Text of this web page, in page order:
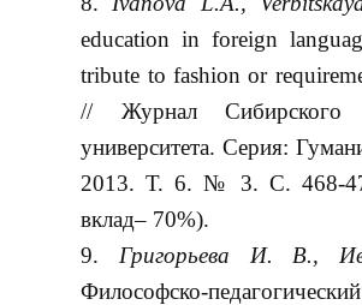
education in foreign
tribute to fashion or
// Журнал Сибирского
университета. Серия:
2013. Т. 6. № 3. С. 468-
вклад– 70%).
Григорьева И. В.,
Философско-